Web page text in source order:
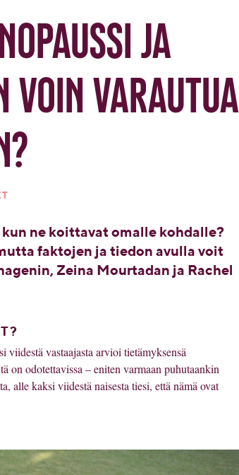
ja
voin varautua
ne koittavat omalle kohdalle?
faktojen ja tiedon avulla voit
Zeina Mourtadan ja Rachel
viidestä vastaajasta arvioi tietämyksensä
on odotettavissa –eniten varmaan puhutaankin
, allekaksi viidestä naisesta tiesi, että nämä ovat